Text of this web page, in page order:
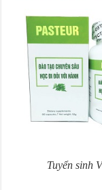
Tuyển sinh